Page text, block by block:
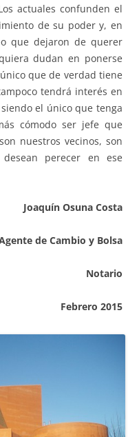
actuales confunden el
de su poder y, en
que dejaron de querer
dudan en ponerse
que de verdad tiene
tendrá interés en
el único que tenga
cómodo ser jefe que
nuestros vecinos, son
perecer en ese
Joaquín Osuna Costa
de Cambio y Bolsa
Notario
Febrero 2015